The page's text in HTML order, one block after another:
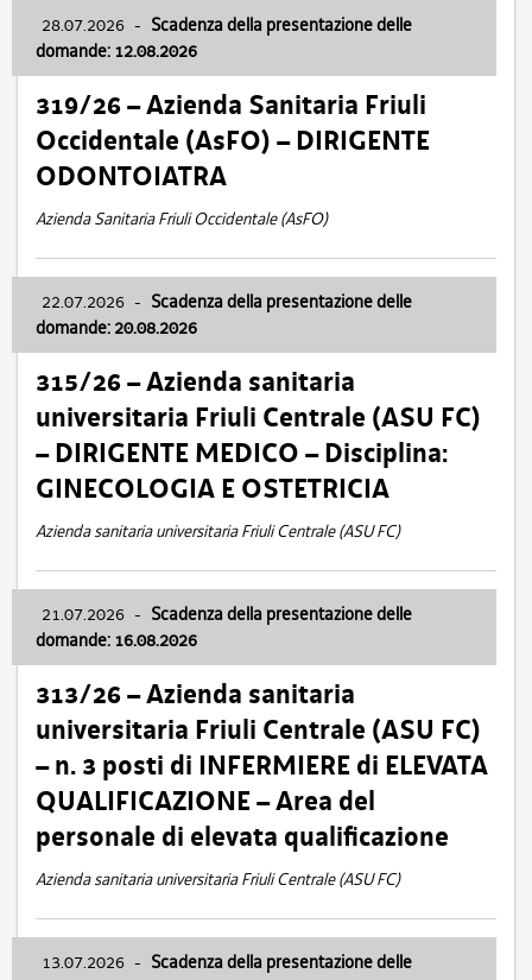
28.07.2026 - Scadenza della presentazione delle
domande: 12.08.2026
319/26 – Azienda Sanitaria Friuli
Occidentale (AsFO) – DIRIGENTE
ODONTOIATRA
Azienda Sanitaria Friuli Occidentale (AsFO)
22.07.2026 - Scadenza della presentazione delle
domande: 20.08.2026
315/26 – Azienda sanitaria
universitaria Friuli Centrale (ASU FC)
– DIRIGENTE MEDICO – Disciplina:
GINECOLOGIA E OSTETRICIA
Azienda sanitaria universitaria Friuli Centrale (ASU FC)
21.07.2026 - Scadenza della presentazione delle
domande: 16.08.2026
313/26 – Azienda sanitaria
universitaria Friuli Centrale (ASU FC)
– n. 3 posti di INFERMIERE di ELEVATA
QUALIFICAZIONE – Area del
personale di elevata qualificazione
Azienda sanitaria universitaria Friuli Centrale (ASU FC)
13.07.2026 - Scadenza della presentazione delle